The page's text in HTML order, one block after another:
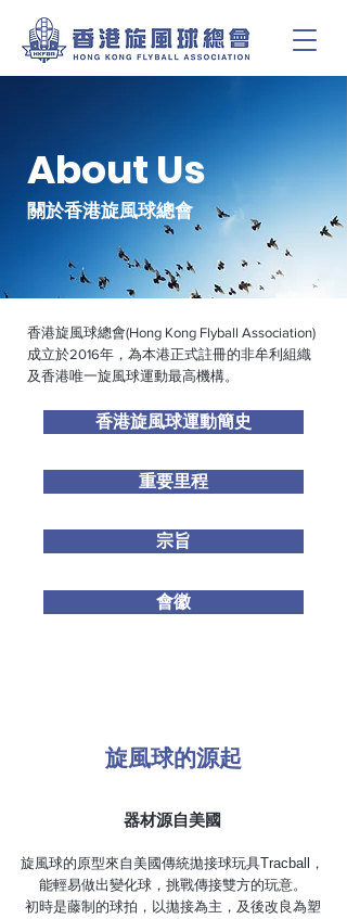
About Us
關於香港旋風球總會
香港旋風球總會(Hong Kong Flyball Association)
成立於2016年，為本港正式註冊的非牟利組織
及香港唯一旋風球運動最高機構。
香港旋風球運動簡史
重要里程
宗旨
會徽
旋風球的源起
器材源自美國
旋風球的原型來自美國傳統拋接球玩具Tracball，
能輕易做出變化球，挑戰傳接雙方的玩意。
初時是藤制的球拍，以拋接為主，及後改良為塑